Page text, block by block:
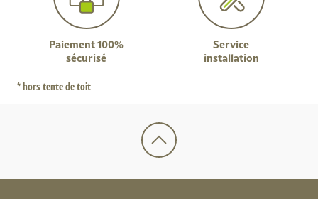
* hors tente de toit
Paiement 100%
sécurisé
Service
installation